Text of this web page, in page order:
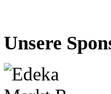
Unsere